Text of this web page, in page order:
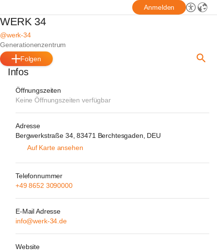
Anmelden
WERK 34
@werk-34
Generationenzentrum
Folgen
Infos
Öffnungszeiten
Keine Öffnungszeiten verfügbar
Adresse
Bergwerkstraße 34, 83471 Berchtesgaden, DEU
Auf Karte ansehen
Telefonnummer
+49 8652 3090000
E-Mail Adresse
info@werk-34.de
Website